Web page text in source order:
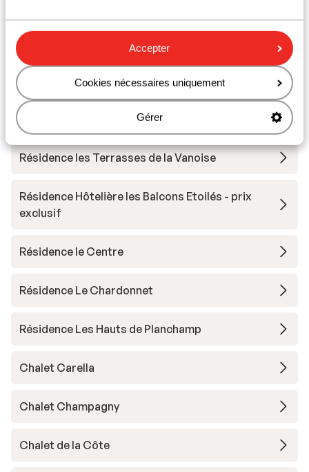
Accepter
Cookies nécessaires uniquement
Gérer
Optez pour un séjour au ski pas cher à Champagne en
Vanoise, vous ne le regretterez pas !
Résidence Terresens l'Etoile de la Vanoise
Résidence les Alpages
Résidence le Grand Bouquetin
Résidence les Terrasses de la Vanoise
Résidence Hôtelière les Balcons Etoilés - prix
exclusif
Résidence le Centre
Résidence Le Chardonnet
Résidence Les Hauts de Planchamp
Chalet Carella
Chalet Champagny
Chalet de la Côte